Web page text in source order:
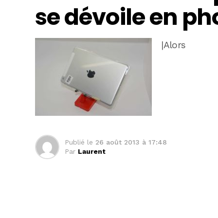
se dévoile en
|Alors
Publié le 26 août 2013 à 17:48
Par Laurent